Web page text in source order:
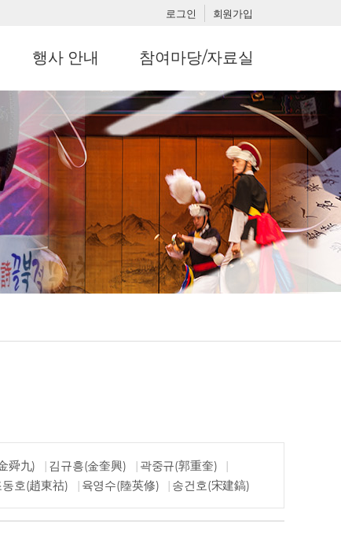
로그인 회원가입
행사 안내 참여마당/자료실
舜九) 김규흥(金奎興)
곽중규(郭重奎)
동호(趙東祜) 육영수(陸英修) 송건호(宋建鎬)